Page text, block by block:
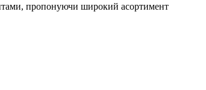
пропонуючи широкий асортимент